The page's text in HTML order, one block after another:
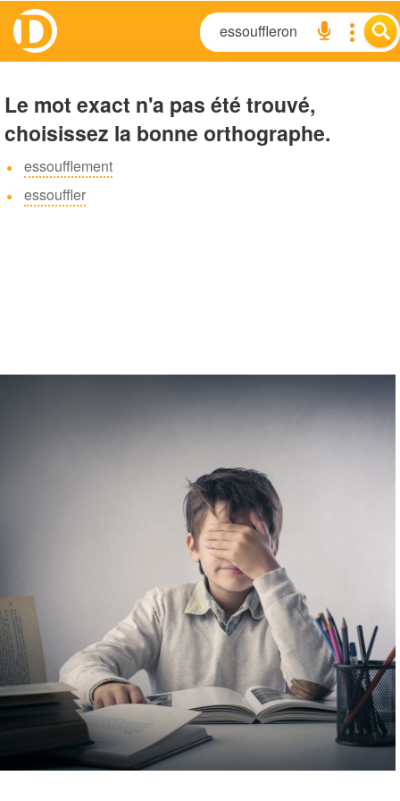
Le mot exact n'a pas été trouvé,
choisissez la bonne orthographe.
essoufflement
essouffler